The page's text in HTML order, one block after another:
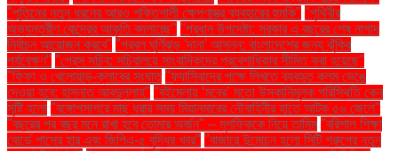
"পুতিনের নতুন ধরনের আরও শক্তিশালী ক্ষেপণাস্ত্র ব্যবহারের হুমকি" "পৃথিবীর
অভ্যন্তরীণ কেন্দ্রের আকৃতি বদলাচ্ছে" "প্রধান উপদেষ্টা: সরকার এ বছরের শেষ নাগাদ
নির্বাচন আয়োজন করবে" "প্রবল ঘূর্ণিঝড় 'দানা' আসন্ন: বাংলাদেশের জন্য ঝুঁকির
পর্যবেক্ষণ" "প্রেস সচিব: সচিবালয়ে সাংবাদিকদের প্রবেশাধিকার সীমিত করা হয়েছে"
"ফিফা ও খেলোয়াড়-ক্লাবের সংঘাত "ফ্যাসিবাদের পক্ষে লিখতে ব্যবহৃত কলম ভেঙে
দেওয়া হবে: হাসনাত আবদুল্লাহ" "বইমেলায় ‘মবের’ মতো উসকানিমূলক পরিস্থিতি কেন
সৃষ্টি হলো "বঙ্গোপসাগরে মাছ ধরার সময় মিয়ানমারের নৌবাহিনীর হাতে আটক ৫৬ জেলে"
"বছরের পর বছর মনে রাখা হবে তোমার অর্জন" – মুশফিককে নিয়ে তামিম "বরিশাল শিক্ষা
বোর্ডে পাসের হার এবং জিপিএ-৫ বৃদ্ধির খবর" "বাজারে উন্মোচন হলো সিটি গ্রুপের নতুন